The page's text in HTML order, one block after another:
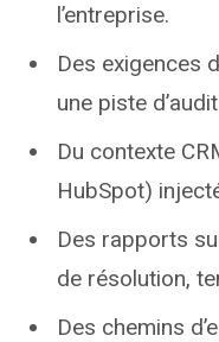
l’entreprise.
Des exigences
une piste
Du contexte
HubSpot)
Des rapports
de résolution,
Des chemins